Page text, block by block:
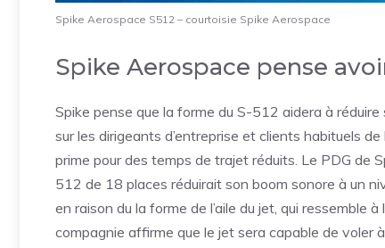
Spike Aerospace S512 – courtoisie Spike Aerospace
Spike Aerospace pense
Spike pense que la forme du S-512 aidera à
sur les dirigeants d’entreprise et clients habituels
prime pour des temps de trajet réduits. Le PDG de
512 de 18 places réduirait son boom sonore à un
en raison du la forme de l’aile du jet, qui ressemble
compagnie affirme que le jet sera capable de voler